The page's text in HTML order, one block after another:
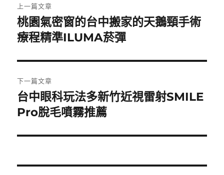
章
導
覽
上一篇文章
上
一
文
章:
桃園氣密窗的台中搬家的天鵝頸手術
療程精準ILUMA菸彈
下一篇文章
下
一
文
台中眼科玩法多新竹近視雷射SMILE
Pro脫毛噴霧推薦